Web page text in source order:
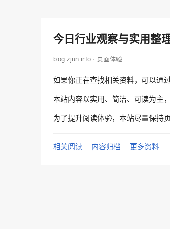
今日行业观察与实用整
blog.zjun.info · 页面体验
如果你正在查找相关资料，可以通
本站内容以实用、简洁、可读为主
为了提升阅读体验，本站尽量保持
相关阅读 内容归档 更多资料